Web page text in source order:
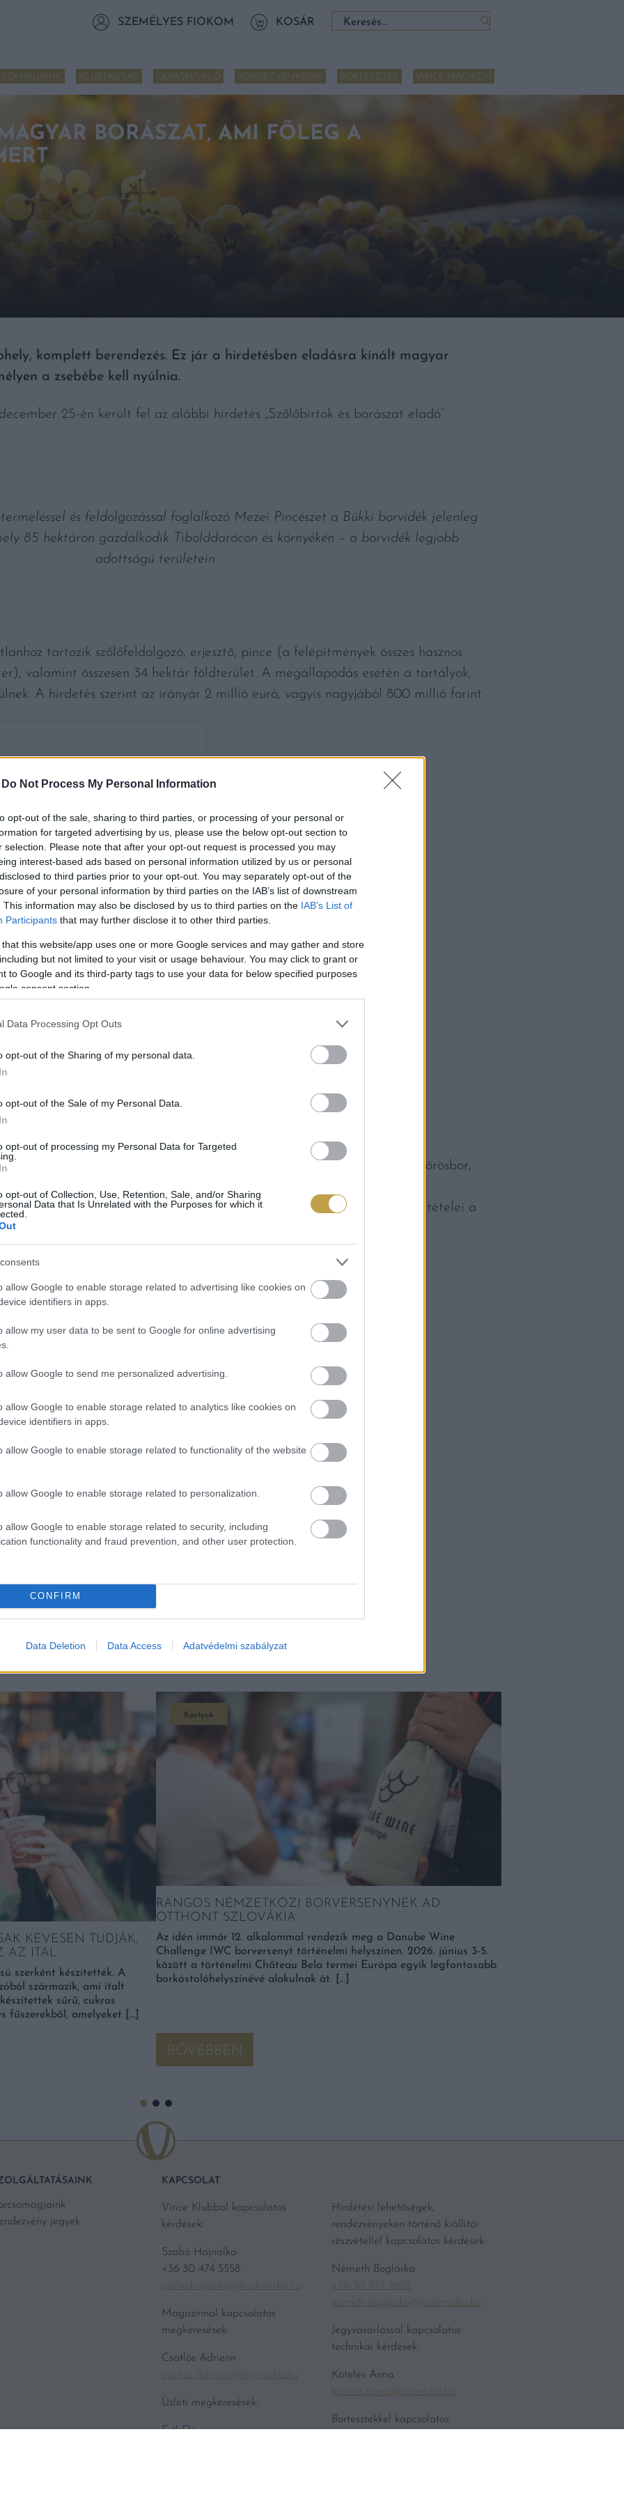
Do Not Process My Personal Information
opt-out of the sale, sharing to third parties, or processing of your personal or
for targeted advertising by us, please use the below opt-out section to
selection. Please note that after your opt-out request is processed you may
interest-based ads based on personal information utilized by us or personal
to third parties prior to your opt-out. You may separately opt-out of the
of your personal information by third parties on the IAB’s list of downstream
This information may also be disclosed by us to third parties on the IAB’s List of
Participants that may further disclose it to other third parties.
that this website/app uses one or more Google services and may gather and store
but not limited to your visit or usage behaviour. You may click to grant or
to Google and its third-party tags to use your data for below specified purposes
consent section.
Data Processing Opt Outs
opt-out of the Sharing of my personal data.
opt-out of the Sale of my Personal Data.
opt-out of processing my Personal Data for Targeted
opt-out of Collection, Use, Retention, Sale, and/or Sharing
Data that Is Unrelated with the Purposes for which it
allow Google to enable storage related to advertising like cookies on
identifiers in apps.
allow my user data to be sent to Google for online advertising
allow Google to send me personalized advertising.
allow Google to enable storage related to analytics like cookies on
identifiers in apps.
allow Google to enable storage related to functionality of the website
allow Google to enable storage related to personalization.
allow Google to enable storage related to security, including
functionality and fraud prevention, and other user protection.
CONFIRM
Data Deletion Data Access Adatvédelmi szabályzat
SZEMÉLYES FIÓKOM KOSÁR Keresés:
KLUBTAGSÁG OLVASNIVALÓ RENDEZVÉNYEINK BORTESZTEK VINCE MAGAZIN
BORÁSZAT, AMI FŐLEG A
komplett berendezés. Ez jár a hirdetésben eladásra kínált magyar
a zsebébe kell nyúlnia.
25-én került fel az alábbi hirdetés „Szőlőbirtok és borászat eladó”
és feldolgozással foglalkozó Mezei Pincészet a Bükki borvidék jelenleg
85 hektáron gazdálkodik Tibolddarócon és környékén – a borvidék legjobb
adottságú területein.
tartozik szőlőfeldolgozó, erjesztő, pince (a felépítmények összes hasznos
valamint összesen 34 hektár földterület. A megállapodás esetén a tartályok,
A hirdetés szerint az irányár 2 millió euró, vagyis nagyjából 800 millió forint.
az Instagramon
Pincészet termékpalettáján egyaránt megtalálható a fehér-, rozé és vörösbor,
Boraikat reduktív módon készítik. Egy megvalósult beruházásnak
óta készít saját tankpezsgőket is. Mondhatni, a Mezei Pincészet zászlós tételei a
polcain is gyakran találkozni.
Unsplash
KEVESEN TUDJÁK,
AZ ITAL
szerként készítették. A
származik, ami italt
sűrű, cukros
fűszerekből, amelyeket […]
Kortyok
RANGOS NEMZETKÖZI BORVERSENYNEK AD
OTTHONT SZLOVÁKIA
Az idén immár 12. alkalommal rendezik meg a Danube Wine
Challenge IWC borversenyt történelmi helyszínen. 2026. június 3-5.
között a történelmi Château Bela termei Európa egyik legfontosabb
borkóstolóhelyszínévé alakulnak át. […]
BŐVEBBEN
jegyek
KAPCSOLAT
Vince Klubbal kapcsolatos
kérdések:
Szabó Hajnalka
+36 30 474 5558
szabo.hajnalka@kodmedia.hu
Magazinnal kapcsolatos
megkeresések:
Csatlós Adrienn
csatlos.Adrienn@hgmedia.hu
Üzleti megkeresések:
Ertl Flóra
Hirdetési lehetőségek,
rendezvényeken történő kiállítói
részvétellel kapcsolatos kérdések:
Németh Boglárka
+36 30 975 2652
nemeth.boglarka@kodmedia.hu
Jegyvásárlással kapcsolatos
technikai kérdések:
Köteles Anna
koteles.anna@hgmedia.hu
Bortesztekkel kapcsolatos